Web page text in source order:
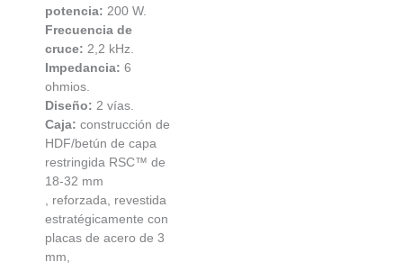
potencia: 200 W.
Frecuencia de
cruce: 2,2 kHz.
Impedancia: 6
ohmios.
Diseño: 2 vías.
Caja: construcción de
HDF/betún de capa
restringida RSC™ de
18-32 mm
, reforzada, revestida
estratégicamente con
placas de acero de 3
mm,